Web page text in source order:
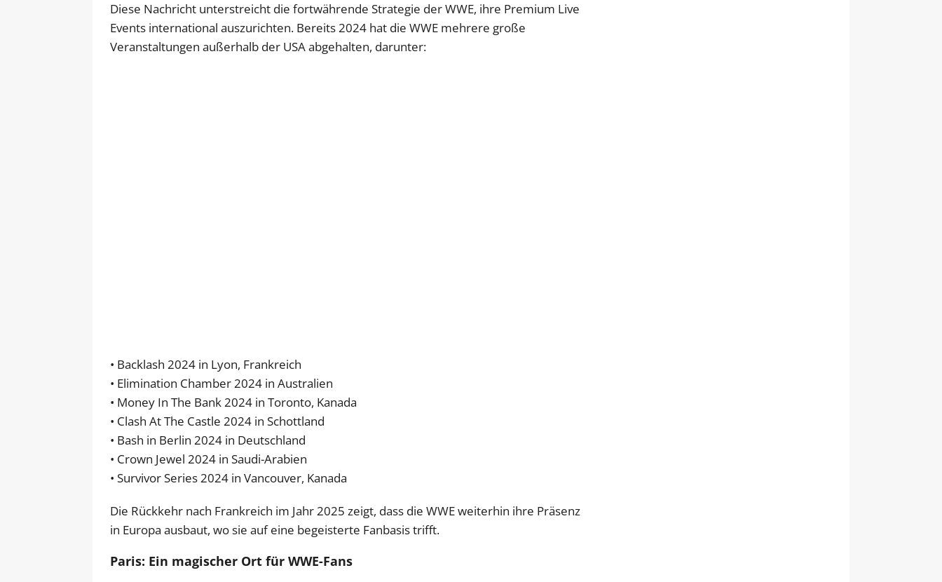
Diese Nachricht unterstreicht die fortwährende Strategie der WWE, ihre Premium Live
Events international auszurichten. Bereits 2024 hat die WWE mehrere große
Veranstaltungen außerhalb der USA abgehalten, darunter:
• Backlash 2024 in Lyon, Frankreich
• Elimination Chamber 2024 in Australien
• Money In The Bank 2024 in Toronto, Kanada
• Clash At The Castle 2024 in Schottland
• Bash in Berlin 2024 in Deutschland
• Crown Jewel 2024 in Saudi-Arabien
• Survivor Series 2024 in Vancouver, Kanada
Die Rückkehr nach Frankreich im Jahr 2025 zeigt, dass die WWE weiterhin ihre Präsenz
in Europa ausbaut, wo sie auf eine begeisterte Fanbasis trifft.
Paris: Ein magischer Ort für WWE-Fans